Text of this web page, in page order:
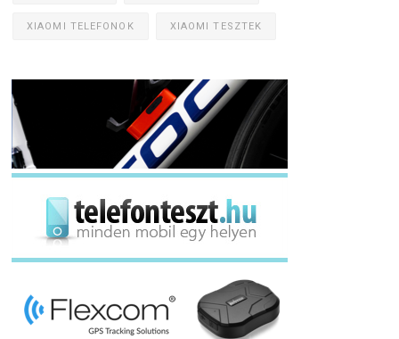
XIAOMI TELEFONOK XIAOMI TESZTEK